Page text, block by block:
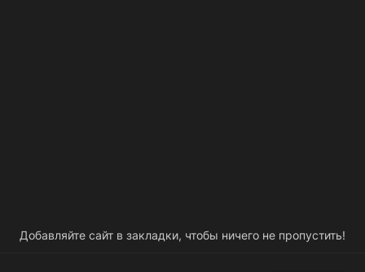
Добавляйте сайт в закладки, чтобы ничего не пропустить!